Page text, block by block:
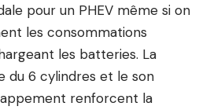
pour un PHEV même si on
les consommations
les batteries. La
du 6 cylindres et le son
renforcent la